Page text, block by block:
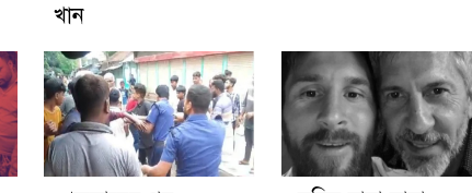
খান